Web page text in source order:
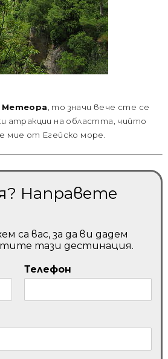
Метеора , то значи вече сте се
атракции на областта, чийто
мие от Егейско море.
Направете
са вас, за да ви дадем
тази дестинация.
Телефон